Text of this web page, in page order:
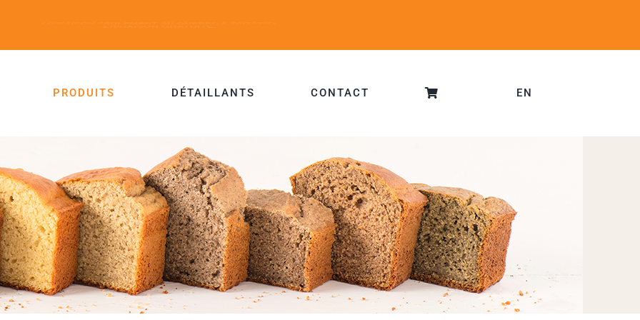
PRODUITS DÉTAILLANTS CONTACT EN